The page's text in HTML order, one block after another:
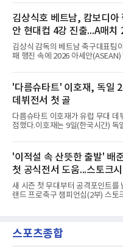
이컵 샤펠버그의 크로스가 걷혀 나
구라가 페널티아크 왼쪽에서 오
승자는 ACLE 본선에 오르고 패자
인 AFC 챔피언스리그2(ACL2)로 향
2024시즌 K리그1 준우승 자격으로
즌 ACLE에서 창단 첫 아시아 무대
16강에 진출했고, 2025시즌 리그 5
전권을 얻었다.감바 오사카는
ACL2 결승에서 크리스티아누 호날
기세도 좋다.최근 리그 2연패로 상
강원은 이번 승리로 반등을 노린다.
김상식호 베트남, 캄보디아
안 현대컵 4강 진출...A매치
패 질주
김상식 감독의 베트남 축구대표팀
패 행진 속에 2026 아세안(ASEAN)
딘 국립경기장에서 열린 캄보디아
A조 4차전에서 응우옌 딘 박의 2골
골을 묶어 3-1로 이겼다. 3승 1무
싱가포르(승점 8)를 제치고 조 1위
A매치 연속 무패는 22경기(19승 3
종전 자국 기록은 18경기였다.2년
현대컵은 '동남아의 월드컵'으로 불
패와 통산 4번째 우승을 노린다.준
레이시아는 8일 필리핀을 1-0
'다름슈타트' 이호재, 독일
데뷔전서 첫 골
다름슈타트 이호재가 유럽 무대 데
점했다.이호재는 9일(한국시간) 독
2027시즌 2.분데스리가(2부) 개막
뒤진 후반 추격골을 넣었다. 후반
마허와 교체 투입된 그는 후반 31분
오른쪽에서 카이 클레피시의 패스
발 슈팅으로 마무리했다.다름슈타
분 알렉산다르 부코티치의 동점골
챙겼다. 홀슈타인 킬은 전반 8분 기
활용한 제공권과 문전 슈팅이 강점
라이커로, K리그1 포항 스틸러스에
'이적설 속 산뜻한 출발' 배
첫 공식전서 도움...스토크
새 시즌 첫 무대부터 공격포인트를
랜드 프로축구 챔피언십(2부) 스토
의 2026-2027시즌 잉글랜드 풋볼리
컵) 1라운드에서 팀의 2-0 승리에
스포츠종합